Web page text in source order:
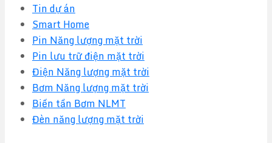
Tin dự án
Smart Home
Pin Năng lượng mặt trời
Pin lưu trữ điện mặt trời
Điện Năng lượng mặt trời
Bơm Năng lượng mặt trời
Biến tần Bơm NLMT
Đèn năng lượng mặt trời